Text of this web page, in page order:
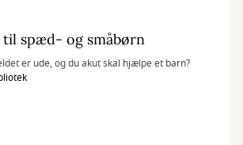
spæd- og småbørn
er ude, og du akut skal hjælpe et barn?